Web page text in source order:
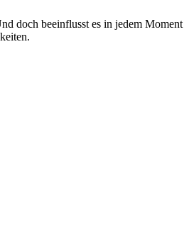
doch beeinflusst es in jedem Moment